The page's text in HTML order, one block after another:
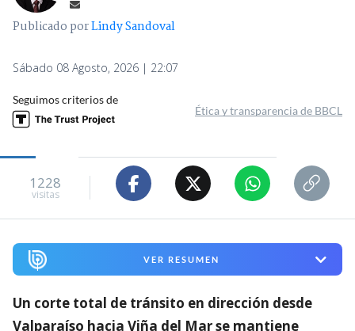
Publicado porLindy Sandoval
Sábado 08 Agosto, 2026 | 22:07
Seguimos criterios de
Ética y transparencia de BBCL
1228
visitas
VER RESUMEN
Un corte total de tránsito en dirección desde
Valparaíso hacia Viña del Mar se mantiene